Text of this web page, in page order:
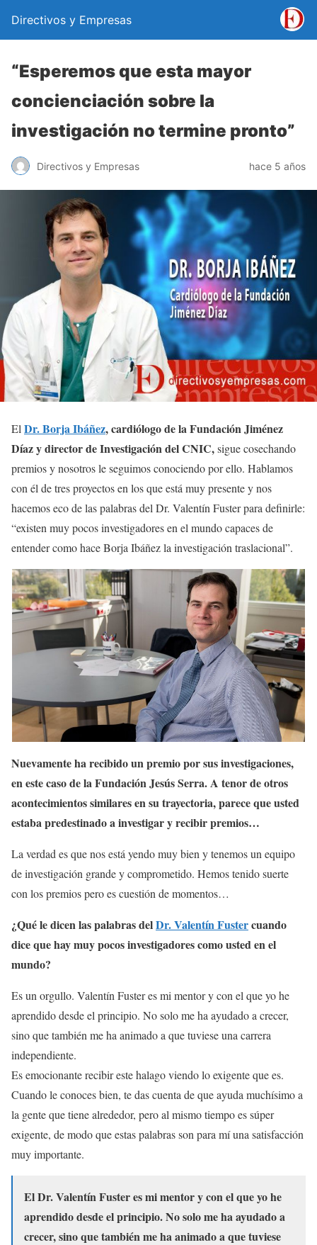
Directivos y Empresas
“Esperemos que esta mayor
concienciación sobre la
investigación no termine pronto”
Directivos y Empresas hace 5 años
El Dr. Borja Ibáñez, cardiólogo de la Fundación Jiménez
Díaz y director de Investigación del CNIC,sigue cosechando
premios y nosotros le seguimos conociendo por ello. Hablamos
con él de tres proyectos en los que está muy presente y nos
hacemos eco de las palabras del Dr. Valentín Fuster para definirle:
“existen muy pocos investigadores en el mundo capaces de
entender como hace Borja Ibáñez la investigación traslacional”.
Nuevamente ha recibido un premio por sus investigaciones,
en este caso de la Fundación Jesús Serra. A tenor de otros
acontecimientos similares en su trayectoria, parece que usted
estaba predestinado a investigar y recibir premios…
La verdad es que nos está yendo muy bien y tenemos un equipo
de investigación grande y comprometido. Hemos tenido suerte
con los premios pero es cuestión de momentos…
¿Qué le dicen las palabras delDr. Valentín Fustercuando
dice que hay muy pocos investigadores como usted en el
mundo?
Es un orgullo. Valentín Fuster es mi mentor y con el que yo he
aprendido desde el principio. No solo me ha ayudado a crecer,
sino que también me ha animado a que tuviese una carrera
independiente.
Es emocionante recibir este halago viendo lo exigente que es.
Cuando le conoces bien, te das cuenta de que ayuda muchísimo a
la gente que tiene alrededor, pero al mismo tiempo es súper
exigente, de modo que estas palabras son para mí una satisfacción
muy importante.
El Dr. Valentín Fuster es mi mentor y con el que yo he
aprendido desde el principio. No solo me ha ayudado a
crecer, sino que también me ha animado a que tuviese